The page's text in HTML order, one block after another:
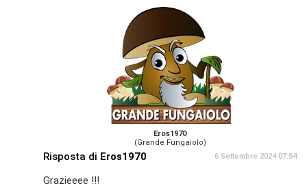
Eros1970
(Grande Fungaiolo)
Risposta di Eros1970 6 Settembre 2024 07:54
Grazieeee !!!